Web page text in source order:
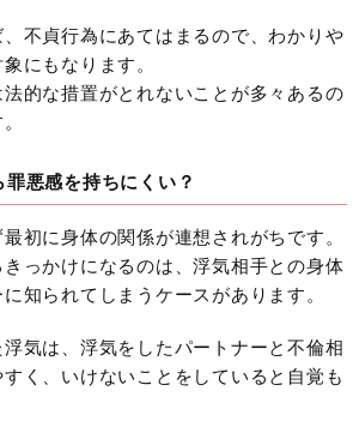
不貞行為にあてはまるので、わかりや
にもなります。
的な措置がとれないことが多々あるの
悪感を持ちにくい？
初に身体の関係が連想されがちです。
っかけになるのは、浮気相手との身体
知られてしまうケースがあります。
気は、浮気をしたパートナーと不倫相
く、いけないことをしていると自覚も